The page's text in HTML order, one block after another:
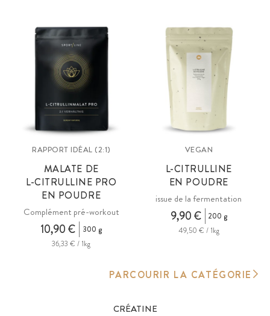
RAPPORT IDÉAL (2:1)
MALATE DE
L-CITRULLINE PRO
EN POUDRE
Complément pré-workout
10,90 €
300 g
36,33 € / 1kg
VEGAN
L-CITRULLINE
EN POUDRE
issue de la fermentation
9,90 €
200 g
49,50 € / 1kg
PARCOURIR LA CATÉGORIE
CRÉATINE